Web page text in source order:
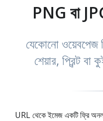
PNG বা
যেকোনো ওয়েবপেজ
শেয়ার, প্রিন্ট
URL থেকে ইমেজ একটি ফ্রি